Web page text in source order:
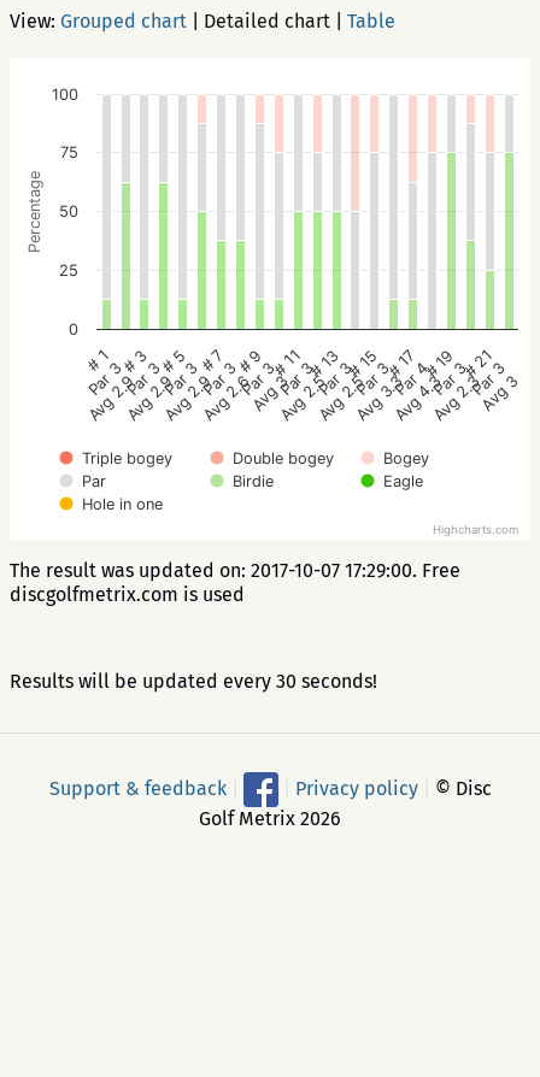
View: Grouped chart Detailed chart Table
Percentage
Triple bogey Double bogey
Bogey
Par
Birdie
Eagle
Hole in one
# 1
Par 3
Avg 2.9
# 3
Par 3
Avg 2.9
# 5
Par 3
Avg 2.9
# 7
Par 3
Avg 2.6
# 9
Par 3
Avg 3
# 11
Par 3
Avg 2.5
# 13
Par 3
Avg 2.5
# 15
Par 3
Avg 3.3
# 17
Par 4
Avg 4.3
# 19
Par 3
Avg 2.3
# 21
Par 3
Avg 3
0
25
50
75
100
Highcharts.com
The result was updated on: 2017-10-07 17:29:00. Free
discgolfmetrix.com is used
Results will be updated every 30 seconds!
Support & feedback Privacy policy
© Disc
Golf Metrix 2026